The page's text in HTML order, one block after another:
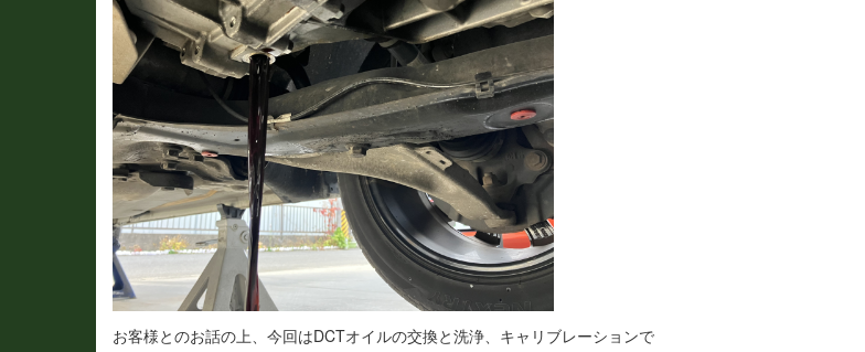
お客様とのお話の上、今回はDCTオイルの交換と洗浄、キャリブレーションで